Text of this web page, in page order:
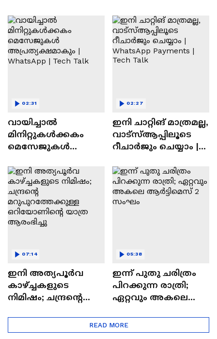
വായിച്ചാൽ
മിനിറ്റുകൾക്കകം
മെസേജുകള്‍
WhatsApp | Tech Talk
02:31
ഇനി ചാറ്റിങ് മാത്രമല്ല,
വാട്‌സ്‌ആപ്പിലൂടെ
റീചാർജും ചെയ്യാം |
Tech Talk
02:27
ഇനി അത്യപൂര്‍വ
കാഴ്ച്ചകളുടെ
നിമിഷം; ചന്ദ്രന്റെ
ഒറിയോണിന്റെ യാത്ര
ആരംഭിച്ചു
07:14
ഇന്ന് പുതു ചരിത്രം
പിറക്കുന്ന രാത്രി;
ഏറ്റവും അകലെ
05:38
READ MORE